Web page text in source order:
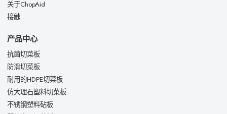
关于ChopAid
接触
产品中心
抗菌切菜板
防滑切菜板
耐用的HDPE切菜板
仿大理石塑料切菜板
不锈钢塑料砧板